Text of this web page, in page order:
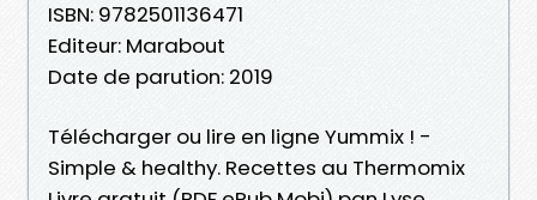
ISBN: 9782501136471
Editeur: Marabout
Date de parution: 2019
Télécharger ou lire en ligne Yummix ! -
Simple & healthy. Recettes au Thermomix